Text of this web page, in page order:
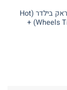
מארז פעלולים קלאסי הוט ווילס טראק בילדר (Hot
Wheels Track Builder Classic Stunt Box) +